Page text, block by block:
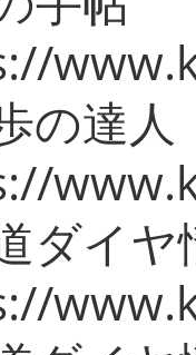
の達人
ダイヤ